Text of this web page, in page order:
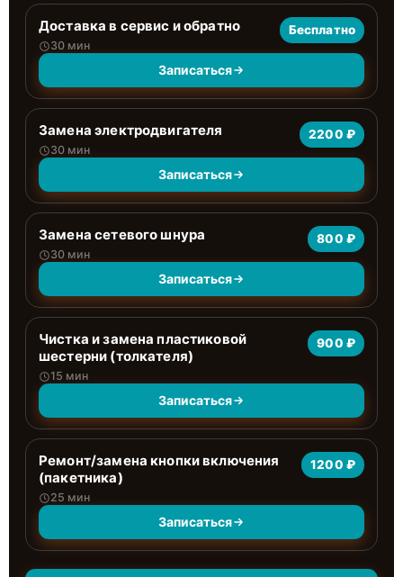
Доставка в сервис и обратно
30 мин
Бесплатно
Записаться
Замена электродвигателя
30 мин
2200 ₽
Записаться
Замена сетевого шнура
30 мин
800 ₽
Записаться
Чистка и замена пластиковой
шестерни (толкателя)
15 мин
900 ₽
Записаться
Ремонт/замена кнопки включения
(пакетника)
25 мин
1200 ₽
Записаться